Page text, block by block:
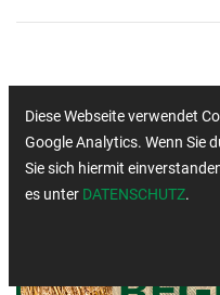
Diese Webseite verwendet
Google Analytics. Wenn Sie
Sie sich hiermit
es unter DATENSCHUTZ.